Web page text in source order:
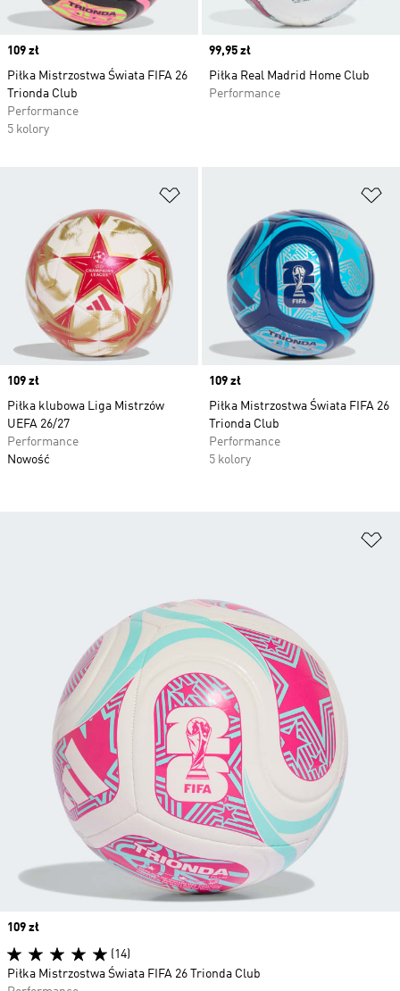
Price
109 zł
Piłka Mistrzostwa Świata FIFA 26
Trionda Club
Performance
5 kolory
Price
99,95 zł
Piłka Real Madrid Home Club
Performance
Price
109 zł
Piłka klubowa Liga Mistrzów
UEFA 26/27
Performance
Nowość
Price
109 zł
Piłka Mistrzostwa Świata FIFA 26
Trionda Club
Performance
5 kolory
Price
109 zł
(14)
Piłka Mistrzostwa Świata FIFA 26 Trionda Club